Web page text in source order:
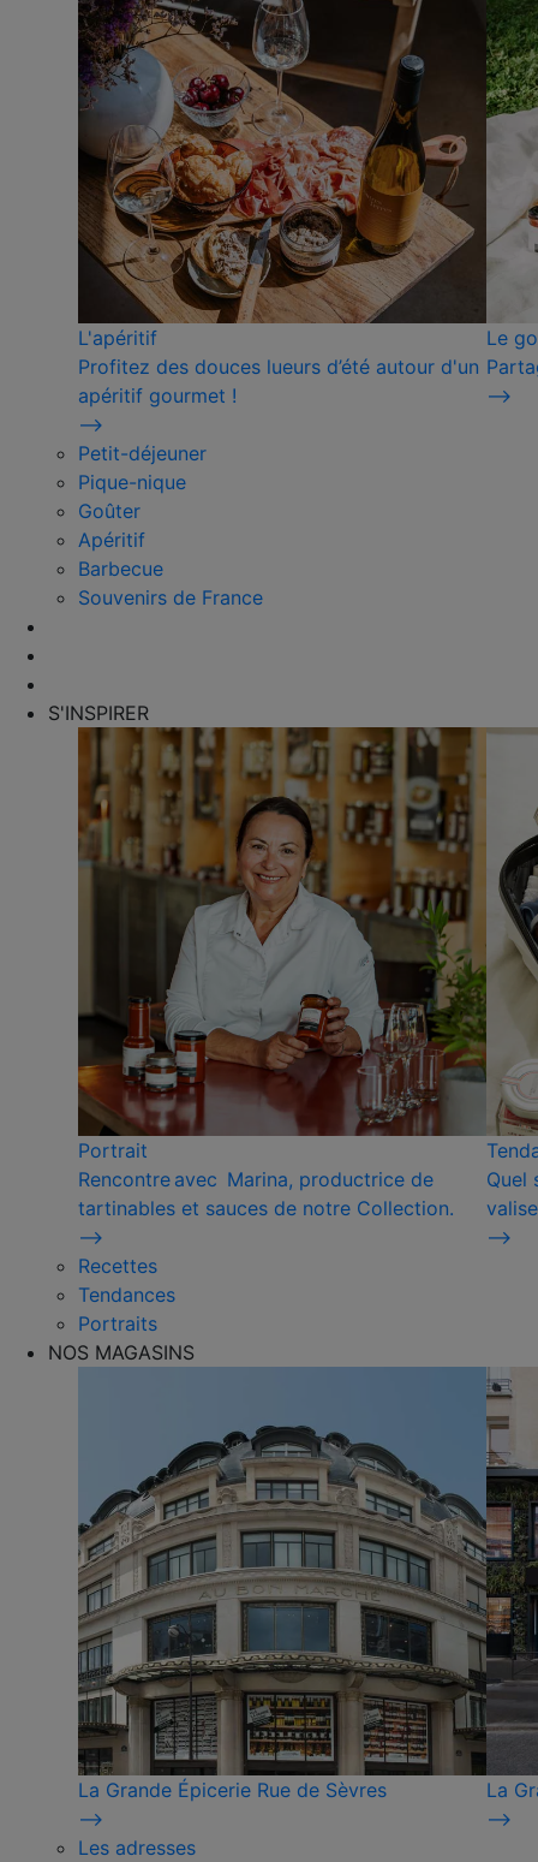
L'apéritif
Profitez des douces lueurs d’été autour d'un
apéritif gourmet !
⟶
Le
⟶
Petit-déjeuner
Pique-nique
Goûter
Apéritif
Barbecue
Souvenirs de France
S'INSPIRER
Portrait
Rencontre avec Marina, productrice de
tartinables et sauces de notre Collection.
⟶
Quel
⟶
Recettes
Tendances
Portraits
NOS MAGASINS
La Grande Épicerie Rue de Sèvres
⟶
La
⟶
Les adresses